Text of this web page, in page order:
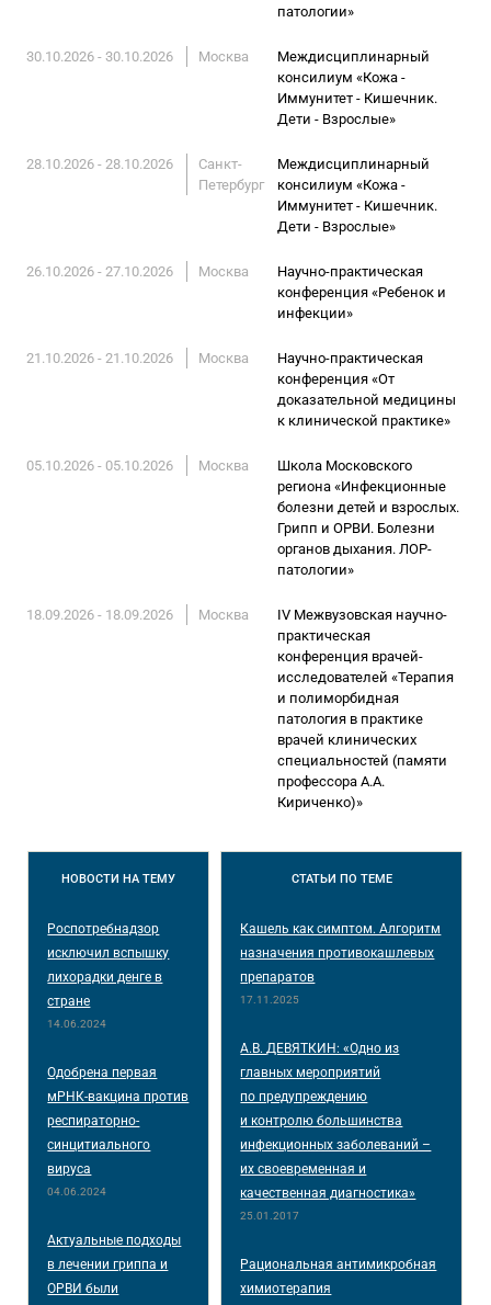
патологии»
30.10.2026 - 30.10.2026 Москва
Междисциплинарный
консилиум «Кожа -
Иммунитет - Кишечник.
Дети - Взрослые»
28.10.2026 - 28.10.2026
Санкт-
Петербург
Междисциплинарный
консилиум «Кожа -
Иммунитет - Кишечник.
Дети - Взрослые»
26.10.2026 - 27.10.2026 Москва
Научно-практическая
конференция «Ребенок и
инфекции»
21.10.2026 - 21.10.2026 Москва
Научно-практическая
конференция «От
доказательной медицины
к клинической практике»
05.10.2026 - 05.10.2026 Москва
Школа Московского
региона «Инфекционные
болезни детей и взрослых.
Грипп и ОРВИ. Болезни
органов дыхания. ЛОР-
патологии»
18.09.2026 - 18.09.2026 Москва
IV Межвузовская научно-
практическая
конференция врачей-
исследователей «Терапия
и полиморбидная
патология в практике
врачей клинических
специальностей (памяти
профессора А.А.
Кириченко)»
НОВОСТИНА ТЕМУ
Роспотребнадзор
исключил вспышку
лихорадки денге в
стране
14.06.2024
Одобрена первая
мРНК-вакцина против
респираторно-
синцитиального
вируса
04.06.2024
Актуальные подходы
в лечении гриппа и
ОРВИ были
СТАТЬИ ПО ТЕМЕ
Кашель как симптом. Алгоритм
назначения противокашлевых
препаратов
17.11.2025
А.В. ДЕВЯТКИН: «Одно из
главных мероприятий
по предупреждению
и контролю большинства
инфекционных заболеваний –
их своевременная и
качественная диагностика»
25.01.2017
Рациональная антимикробная
химиотерапия